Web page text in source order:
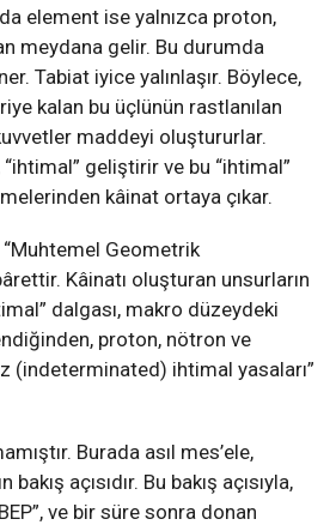
element ise yalnızca proton,
meydana gelir. Bu durumda
Tabiat iyice yalınlaşır. Böylece,
kalan bu üçlünün rastlanılan
maddeyi oluştururlar.
“ihtimal” geliştirir ve bu “ihtimal”
kâinat ortaya çıkar.
Geometrik
Kâinatı oluşturan unsurların
dalgası, makro düzeydeki
proton, nötron ve
(indeterminated) ihtimal yasaları”
Burada asıl mes’ele,
bakış açısıdır. Bu bakış açısıyla,
ve bir süre sonra donan